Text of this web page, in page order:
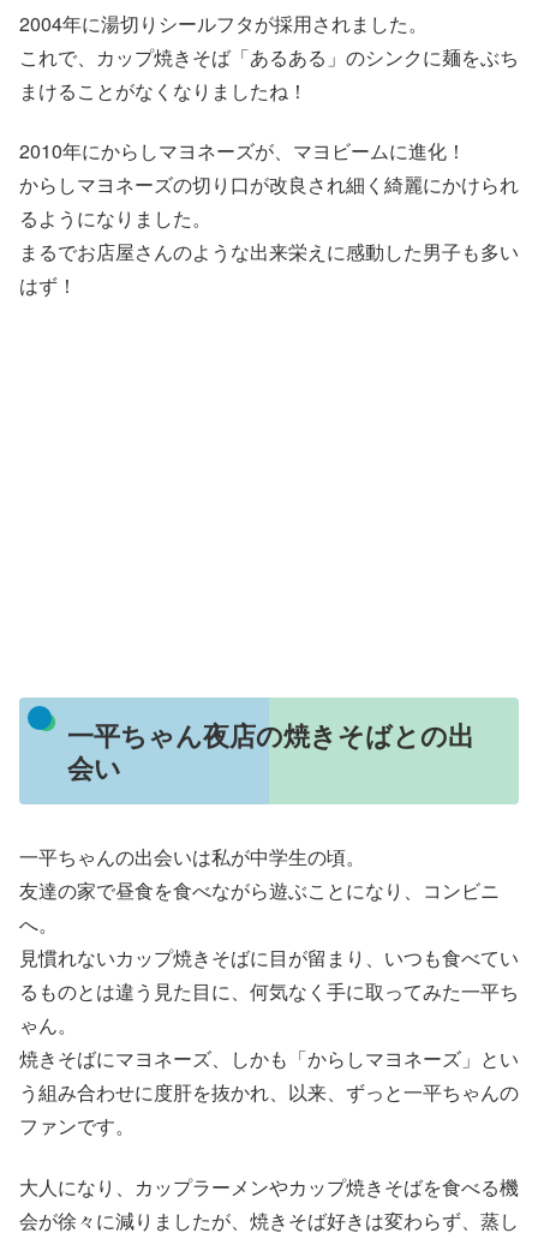
2004年に湯切りシールフタが採用されました。
これで、カップ焼きそば「あるある」のシンクに麺をぶち
まけることがなくなりましたね！
2010年にからしマヨネーズが、マヨビームに進化！
からしマヨネーズの切り口が改良され細く綺麗にかけられ
るようになりました。
まるでお店屋さんのような出来栄えに感動した男子も多い
はず！
一平ちゃん夜店の焼きそばとの出
会い
一平ちゃんの出会いは私が中学生の頃。
友達の家で昼食を食べながら遊ぶことになり、コンビニ
へ。
見慣れないカップ焼きそばに目が留まり、いつも食べてい
るものとは違う見た目に、何気なく手に取ってみた一平ち
ゃん。
焼きそばにマヨネーズ、しかも「からしマヨネーズ」とい
う組み合わせに度肝を抜かれ、以来、ずっと一平ちゃんの
ファンです。
大人になり、カップラーメンやカップ焼きそばを食べる機
会が徐々に減りましたが、焼きそば好きは変わらず、蒸し